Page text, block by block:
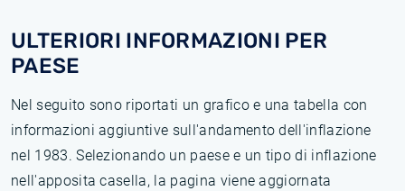
ULTERIORI INFORMAZIONI PER
PAESE
Nel seguito sono riportati un grafico e una tabella con
informazioni aggiuntive sull'andamento dell'inflazione
nel 1983. Selezionando un paese e un tipo di inflazione
nell'apposita casella, la pagina viene aggiornata